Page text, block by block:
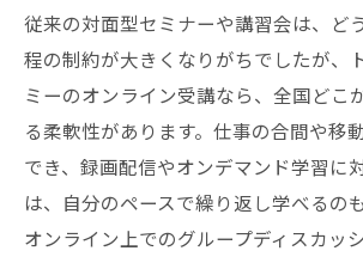
従来の対面型セミナーや講習会は、ど
程の制約が大きくなりがちでしたが、
ミーのオンライン受講なら、全国どこ
る柔軟性があります。仕事の合間や移
でき、録画配信やオンデマンド学習に
は、自分のペースで繰り返し学べるの
オンライン上でのグループディスカッ